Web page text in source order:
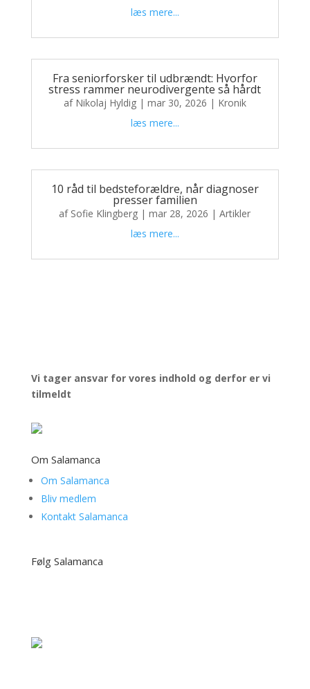
læs mere...
Fra seniorforsker til udbrændt: Hvorfor
stress rammer neurodivergente så hårdt
af Nikolaj Hyldig| mar 30, 2026 | Kronik
læs mere...
10 råd til bedsteforældre, når diagnoser
presser familien
af Sofie Klingberg |mar 28, 2026 |Artikler
læs mere...
Vi tager ansvar for vores indhold og derfor er vi
tilmeldt
Om Salamanca
Om Salamanca
Bliv medlem
Kontakt Salamanca
Følg Salamanca